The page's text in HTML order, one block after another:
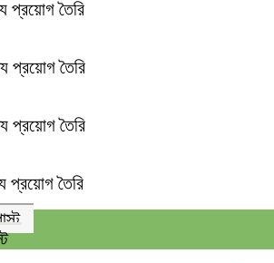
প্রয়োগ তৈরি
প্রয়োগ তৈরি
প্রয়োগ তৈরি
প্রয়োগ তৈরি